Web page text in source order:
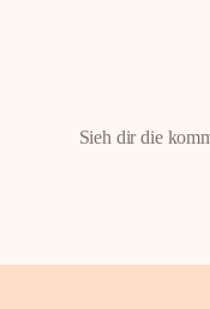
Sieh dir die